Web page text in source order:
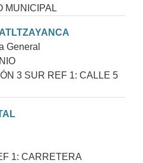
MUNICIPAL
General
3 SUR REF 1: CALLE 5
1: CARRETERA